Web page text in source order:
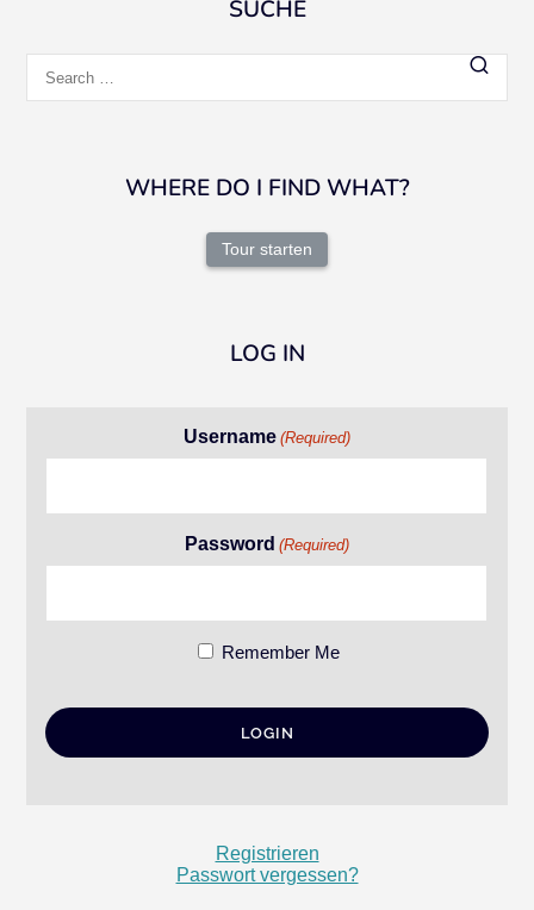
SUCHE
for:
WHERE DO I FIND WHAT?
Tour starten
LOG IN
Username (Required)
Password (Required)
Remember Me
Registrieren
Passwort vergessen?